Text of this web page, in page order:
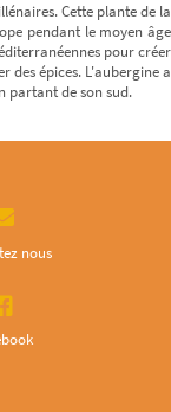
Cette plante de la
pendant le moyen âge
pour créer
des épices. L'aubergine a
partant de son sud.
nous